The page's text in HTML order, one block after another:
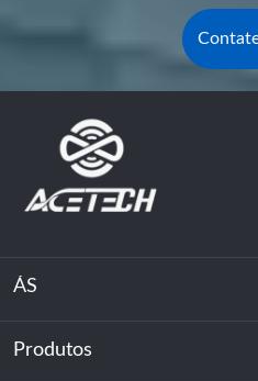
ÁS
Sobre nós
Produtos